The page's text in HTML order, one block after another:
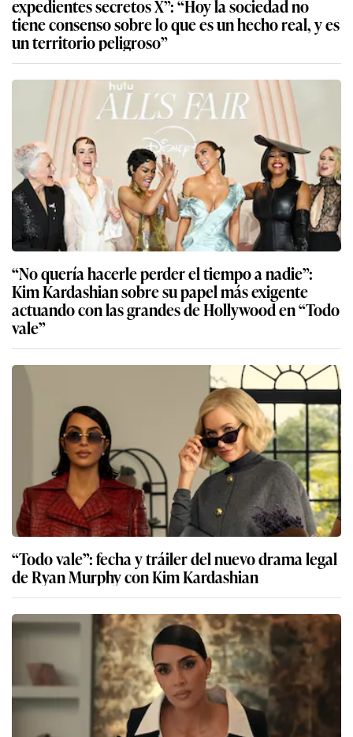
expedientes secretos X”: “Hoy la sociedad no
tiene consenso sobre lo que es un hecho real, y es
un territorio peligroso”
“No quería hacerle perder el tiempo a nadie”:
Kim Kardashian sobre su papel más exigente
actuando con las grandes de Hollywood en “Todo
vale”
“Todo vale”: fecha y tráiler del nuevo drama legal
de Ryan Murphy con Kim Kardashian